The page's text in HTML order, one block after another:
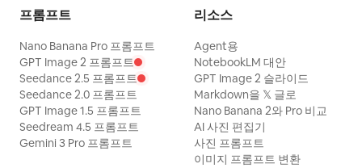
프롬프트
Nano Banana Pro 프롬프트
GPT Image 2 프롬프트
Seedance 2.5 프롬프트
Seedance 2.0 프롬프트
GPT Image 1.5 프롬프트
Seedream 4.5 프롬프트
Gemini 3 Pro 프롬프트
리소스
Agent용
NotebookLM 대안
GPT Image 2 슬라이드
Markdown을 𝕏 글로
Nano Banana 2와 Pro 비교
AI 사진 편집기
사진 프롬프트
이미지 프롬프트 변환